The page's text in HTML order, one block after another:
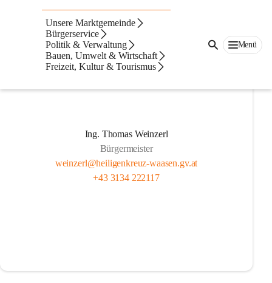
Unsere Marktgemeinde
Bürgerservice
Politik & Verwaltung
Bauen, Umwelt & Wirtschaft
Freizeit, Kultur & Tourismus
Menü
Gemeindevorstand
Ing. Thomas Weinzerl
Bürgermeister
weinzerl@heiligenkreuz-waasen.gv.at
+43 3134 222117